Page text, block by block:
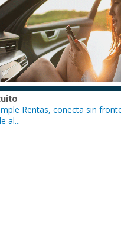
Rentas, conecta sin
al...